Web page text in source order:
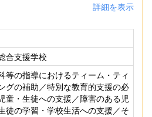
詳細を表示
合支援学校
等の指導におけるティーム・ティ
グの補助／特別な教育的支援の必
童・生徒への支援／障害のある児
徒の学習・学校生活への支援／そ